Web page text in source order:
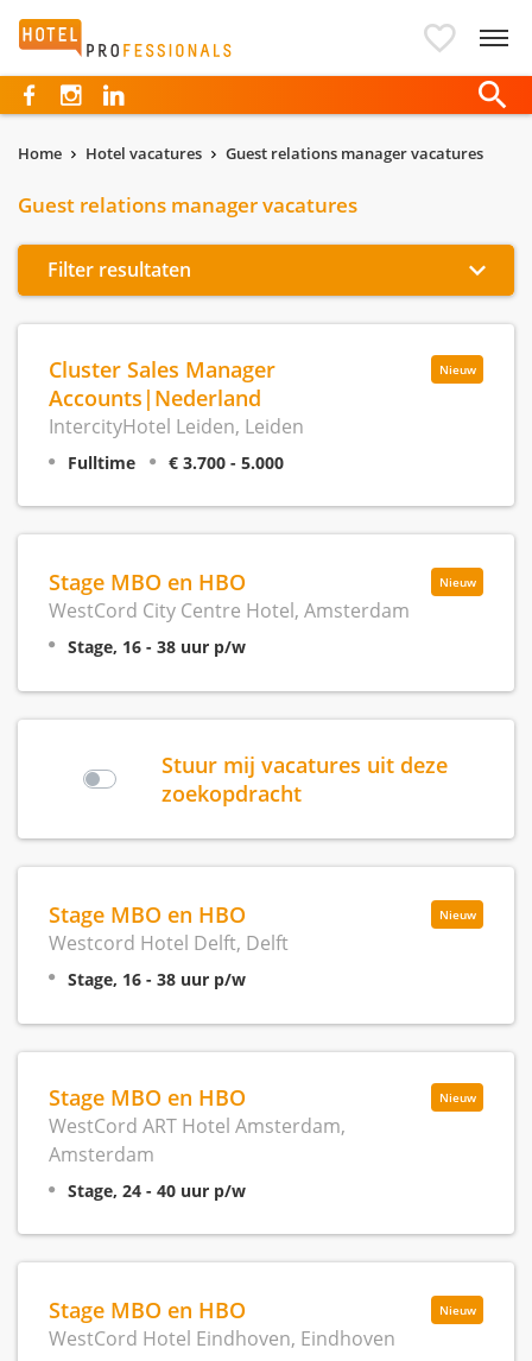
Hotelprofessionals
Home Hotel vacatures Guest relations manager vacatures
Guest relations manager vacatures
Filter resultaten
Nieuw
Cluster Sales Manager
Accounts|Nederland
IntercityHotel Leiden, Leiden
Fulltime € 3.700 - 5.000
Nieuw
Stage MBO en HBO
WestCord City Centre Hotel, Amsterdam
Stage, 16 - 38 uur p/w
Stuur mij vacatures uit deze
zoekopdracht
Nieuw
Stage MBO en HBO
Westcord Hotel Delft, Delft
Stage, 16 - 38 uur p/w
Nieuw
Stage MBO en HBO
WestCord ART Hotel Amsterdam,
Amsterdam
Stage, 24 - 40 uur p/w
Nieuw
Stage MBO en HBO
WestCord Hotel Eindhoven, Eindhoven